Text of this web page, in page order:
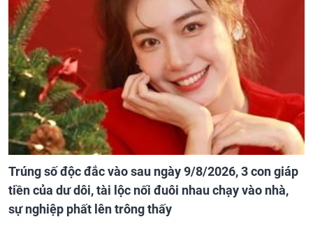
Trúng số độc đắc vào sau ngày 9/8/2026, 3 con giáp
tiền của dư dôi, tài lộc nối đuôi nhau chạy vào nhà,
sự nghiệp phất lên trông thấy